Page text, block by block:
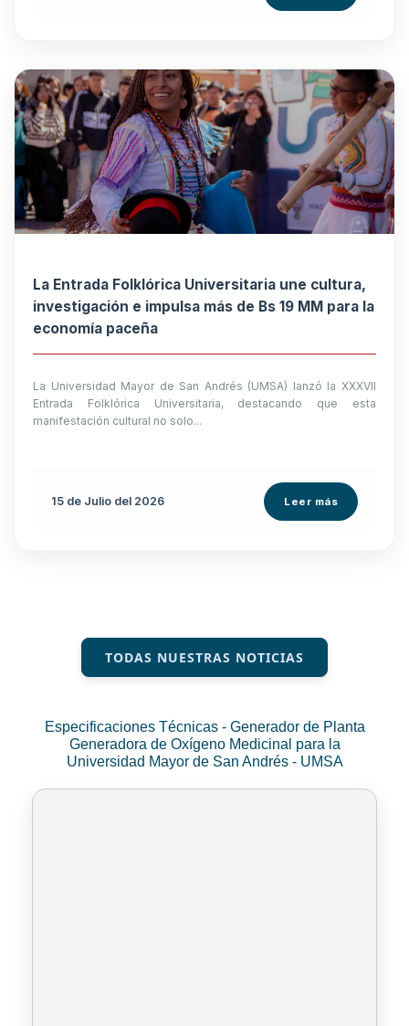
La Entrada Folklórica Universitaria une cultura,
investigación e impulsa más de Bs 19 MM para la
economía paceña
La Universidad Mayor de San Andrés (UMSA) lanzó la XXXVII
Entrada Folklórica Universitaria, destacando que esta
manifestación cultural no solo...
15 de Julio del 2026 Leer más
TODAS NUESTRAS NOTICIAS
Especificaciones Técnicas - Generador de Planta
Generadora de Oxígeno Medicinal para la
Universidad Mayor de San Andrés - UMSA